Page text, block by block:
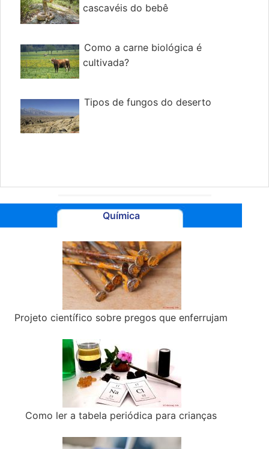
cascavéis do bebê
Como a carne biológica é
cultivada?
Tipos de fungos do deserto
Química
Projeto científico sobre pregos que enferrujam
Como ler a tabela periódica para crianças